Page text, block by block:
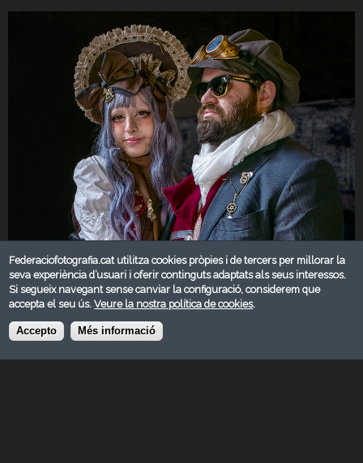
Federaciofotografia.cat utilitza cookies pròpies i de tercers per millorar la
seva experiència d’usuari i oferir continguts adaptats als seus interessos.
Si segueix navegant sense canviar la configuració, considerem que
accepta el seu ús.Veure la nostra política de cookies.
Accepto Més informació